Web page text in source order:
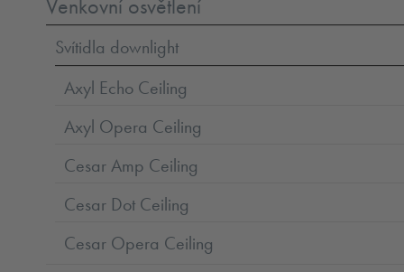
Venkovní osvětlení
Svítidla downlight
Axyl Echo Ceiling
Axyl Opera Ceiling
Cesar Amp Ceiling
Cesar Dot Ceiling
Cesar Opera Ceiling